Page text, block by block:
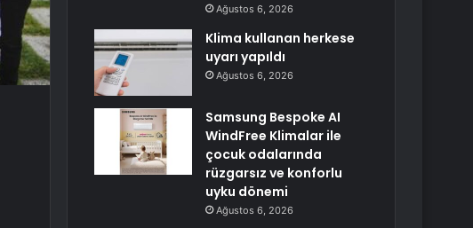
Ağustos 6, 2026
Klima kullanan herkese
uyarı yapıldı
Ağustos 6, 2026
Samsung Bespoke AI
WindFree Klimalar ile
çocuk odalarında
rüzgarsız ve konforlu
uyku dönemi
Ağustos 6, 2026